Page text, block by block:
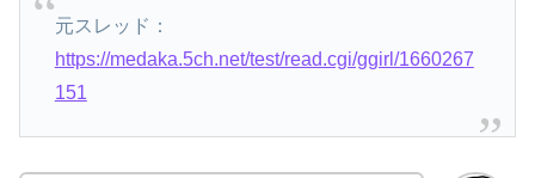
元スレッド：
https://medaka.5ch.net/test/read.cgi/ggirl/1660267
151